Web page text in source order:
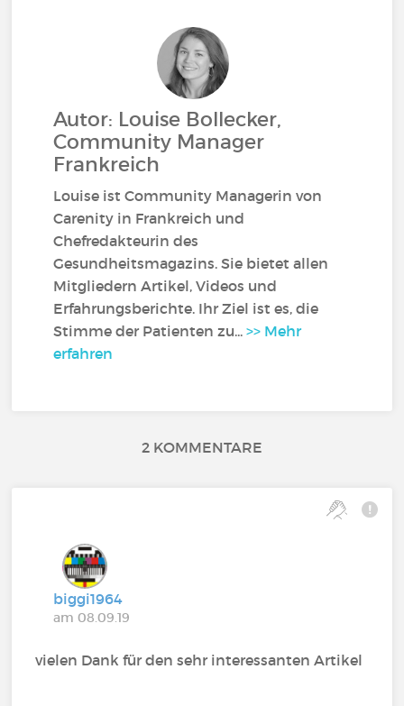
Autor: Louise Bollecker,
Community Manager
Frankreich
Louise ist Community Managerin von
Carenity in Frankreich und
Chefredakteurin des
Gesundheitsmagazins. Sie bietet allen
Mitgliedern Artikel, Videos und
Erfahrungsberichte. Ihr Ziel ist es, die
Stimme der Patienten zu...>> Mehr
erfahren
2 KOMMENTARE
biggi1964
am 08.09.19
vielen Dank für den sehr interessanten Artikel